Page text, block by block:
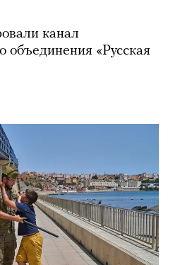
канал
объединения «Русская